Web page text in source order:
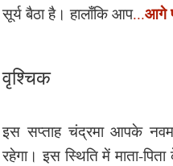
सूर्य बैठा है। हालाँकि आप...आगे
वृश्चिक
इस सप्ताह चंद्रमा आपके
रहेगा। इस स्थिति में माता-